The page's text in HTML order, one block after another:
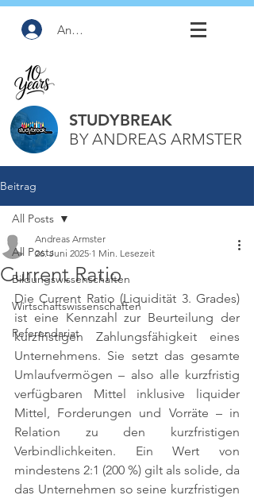
Anmelden
STUDYBREAK
BY ANDREAS ARMSTER
Beitrag
All Posts
Bildungswissenschaften
Wirtschaftswissenschaften
Referendariat
All Posts
Current Ratio
Andreas Armster
26. Juni 2025 1 Min. Lesezeit
Die Current Ratio (Liquidität 3. Grades)
ist eine Kennzahl zur Beurteilung der
kurzfristigen Zahlungsfähigkeit eines
Unternehmens. Sie setzt das gesamte
Umlaufvermögen – also alle kurzfristig
verfügbaren Mittel inklusive liquider
Mittel, Forderungen und Vorräte – in
Relation zu den kurzfristigen
Verbindlichkeiten. Ein Wert von
mindestens 2:1 (200 %) gilt als solide, da
das Unternehmen so seine kurzfristigen